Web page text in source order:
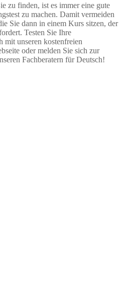
zu finden, ist es immer eine gute
zu machen. Damit vermeiden
Sie dann in einem Kurs sitzen, der
Testen Sie Ihre
mit unseren kostenfreien
oder melden Sie sich zur
Fachberatern für Deutsch!